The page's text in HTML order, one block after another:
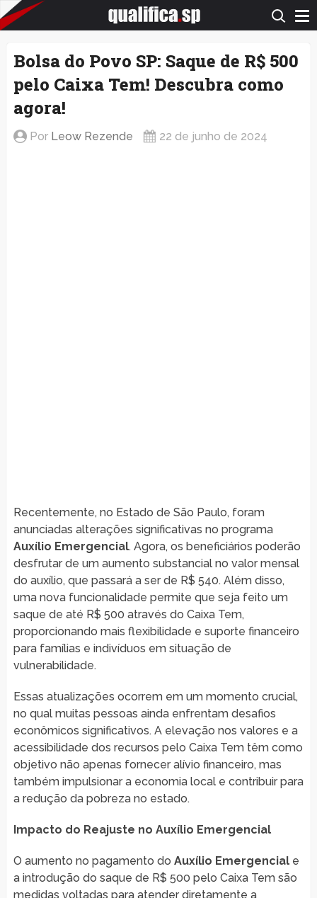
QualificaSP.com
Bolsa do Povo SP: Saque de R$ 500
pelo Caixa Tem! Descubra como
agora!
Por Leow Rezende 22 de junho de 2024
Recentemente, no Estado de São Paulo, foram
anunciadas alterações significativas no programa
Auxílio Emergencial. Agora, os beneficiários poderão
desfrutar de um aumento substancial no valor mensal
do auxílio, que passará a ser de R$ 540. Além disso,
uma nova funcionalidade permite que seja feito um
saque de até R$ 500 através do Caixa Tem,
proporcionando mais flexibilidade e suporte financeiro
para famílias e indivíduos em situação de
vulnerabilidade.
Essas atualizações ocorrem em um momento crucial,
no qual muitas pessoas ainda enfrentam desafios
econômicos significativos. A elevação nos valores e a
acessibilidade dos recursos pelo Caixa Tem têm como
objetivo não apenas fornecer alívio financeiro, mas
também impulsionar a economia local e contribuir para
a redução da pobreza no estado.
Impacto do Reajuste no Auxílio Emergencial
O aumento no pagamento do Auxílio Emergenciale
a introdução do saque de R$ 500 pelo Caixa Tem são
medidas voltadas para atender diretamente a